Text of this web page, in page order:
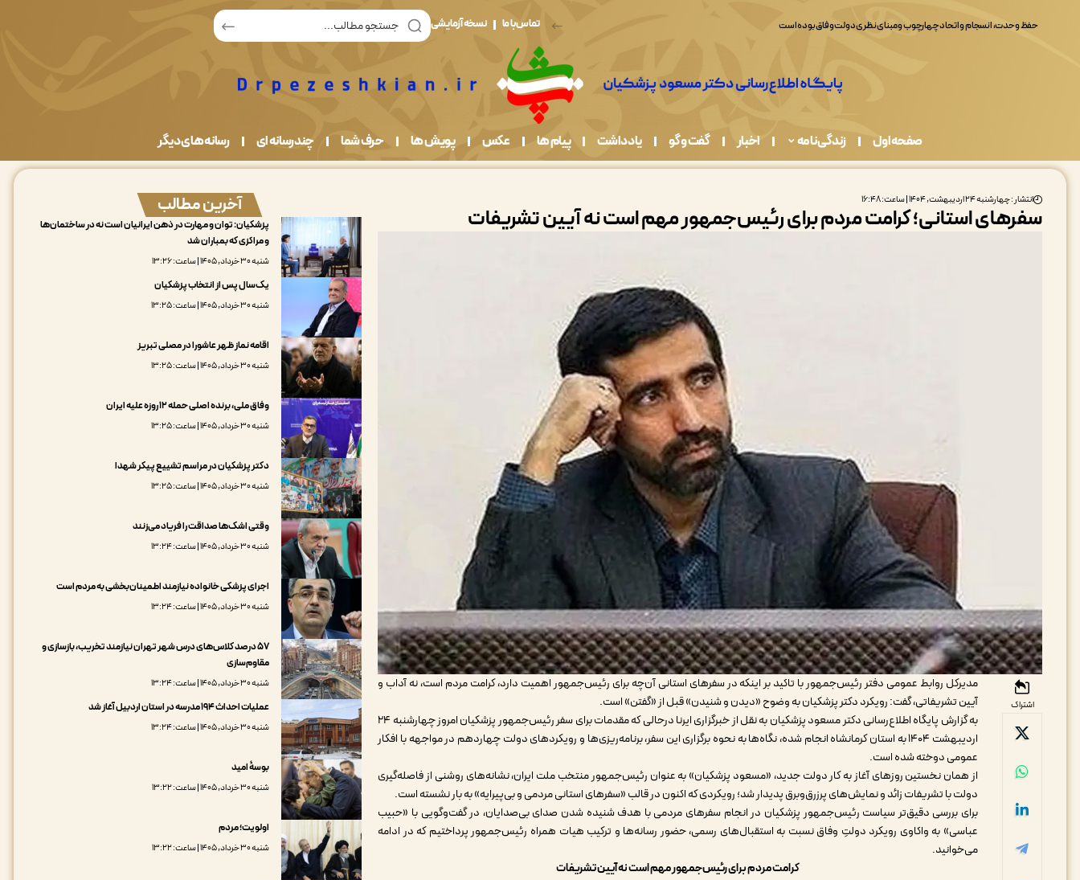
حفظ وحدت، انسجام و اتحاد چهارچوب و مبنای نظری دولت وفاق بوده است تماس با ما نسخه آزمایشی
صفحه اول زندگی نامه اخبار گفت و گو یادداشت پیام ها عکس پویش ها حرف شما چندرسانه ای رسانه های دیگر
انتشار : چهارشنبه ۲۴ اردیبهشت, ۱۴۰۴ | ساعت: ۱۶:۴۸
سفرهای استانی؛ کرامت مردم برای رئیس‌جمهور مهم است نه آیین تشریفات
اشتراک
مدیرکل روابط عمومی دفتر رئیس‌جمهور با تاکید بر اینکه در سفرهای استانی آن‌چه برای رئیس‌جمهور اهمیت دارد، کرامت مردم است، نه آداب و
آیین تشریفاتی، گفت: رویکرد دکتر پزشکیان به وضوح «دیدن و شنیدن» قبل از «گفتن» است.
به گزارش پایگاه اطلاع‌رسانی دکتر مسعود پزشکیان به نقل از خبرگزاری ایرنا درحالی که مقدمات برای سفر رئیس‌جمهور پزشکیان امروز چهارشنبه ۲۴
اردیبهشت ۱۴۰۴ به استان کرمانشاه انجام شده، نگاه‌ها به نحوه برگزاری این سفر، برنامه‌ریزی‌ها و رویکردهای دولت چهاردهم در مواجهه با افکار
عمومی دوخته شده است.
از همان نخستین روزهای آغاز به کار دولت جدید، «مسعود پزشکیان» به عنوان رئیس‌جمهور منتخب ملت ایران، نشانه‌های روشنی از فاصله‌گیری
دولت با تشریفات زائد و نمایش‌های پرزرق‌وبرق پدیدار شد؛ رویکردی که اکنون در قالب «سفرهای استانی مردمی و بی‌پیرایه» به بار نشسته است.
برای بررسی دقیق‌تر سیاست‌ رئیس‌جمهور پزشکیان در انجام سفرهای مردمی با هدف شنیده شدن صدای بی‌صدایان، در گفت‌وگویی با «حبیب
عباسی» به واکاوی رویکرد دولتِ وفاق نسبت به استقبال‌های رسمی، حضور رسانه‌ها و ترکیب هیات همراه رئیس‌جمهور پرداختیم که در ادامه
می‌خوانید.
کرامت مردم برای رئیس‌جمهور مهم است نه آیین تشریفات
آخرین مطالب
پزشکیان: توان و مهارت در ذهن ایرانیان است نه در ساختمان‌ها
و مراکزی که بمباران شد
شنبه ۳۰ خرداد, ۱۴۰۵ | ساعت: ۱۳:۲۶
یک‌سال پس از انتخاب پزشکیان
شنبه ۳۰ خرداد, ۱۴۰۵ | ساعت: ۱۳:۲۵
اقامه نماز ظهر عاشورا در مصلی تبریز
شنبه ۳۰ خرداد, ۱۴۰۵ | ساعت: ۱۳:۲۵
وفاق ملی، ‌برنده اصلی حمله ۱۲ روزه علیه ایران
شنبه ۳۰ خرداد, ۱۴۰۵ | ساعت: ۱۳:۲۵
دکتر پزشکیان در مراسم تشییع پیکر شهدا
شنبه ۳۰ خرداد, ۱۴۰۵ | ساعت: ۱۳:۲۵
وقتی اشک‌ها صداقت را فریاد می‌زنند
شنبه ۳۰ خرداد, ۱۴۰۵ | ساعت: ۱۳:۲۴
اجرای پزشکی خانواده نیازمند اطمینان‌بخشی به مردم است
شنبه ۳۰ خرداد, ۱۴۰۵ | ساعت: ۱۳:۲۴
۵۷ درصد کلاس‌های درس شهر تهران نیازمند تخریب، بازسازی و
مقاوم‌سازی
شنبه ۳۰ خرداد, ۱۴۰۵ | ساعت: ۱۳:۲۴
عملیات احداث ۱۹۴ مدرسه در استان اردبیل آغاز شد
شنبه ۳۰ خرداد, ۱۴۰۵ | ساعت: ۱۳:۲۴
بوسۀ امید
شنبه ۳۰ خرداد, ۱۴۰۵ | ساعت: ۱۳:۲۲
اولویت؛ مردم
شنبه ۳۰ خرداد, ۱۴۰۵ | ساعت: ۱۳:۲۲